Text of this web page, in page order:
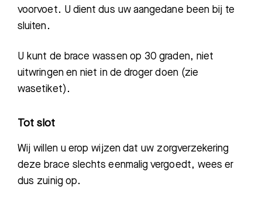
voorvoet. U dient dus uw aangedane been bij te
sluiten.
U kunt de brace wassen op 30 graden, niet
uitwringen en niet in de droger doen (zie
wasetiket).
Tot slot
Wij willen u erop wijzen dat uw zorgverzekering
deze brace slechts eenmalig vergoedt, wees er
dus zuinig op.